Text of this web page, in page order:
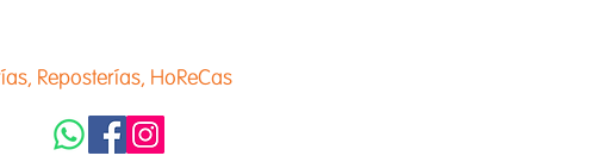
Reposterías, HoReCas